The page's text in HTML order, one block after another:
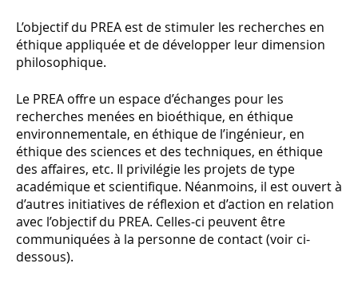
L’objectif du PREA est de stimuler les recherches en
éthique appliquée et de développer leur dimension
philosophique.
Le PREA offre un espace d’échanges pour les
recherches menées en bioéthique, en éthique
environnementale, en éthique de l’ingénieur, en
éthique des sciences et des techniques, en éthique
des affaires, etc. Il privilégie les projets de type
académique et scientifique. Néanmoins, il est ouvert à
d’autres initiatives de réflexion et d’action en relation
avec l’objectif du PREA. Celles-ci peuvent être
communiquées à la personne de contact (voir ci-
dessous).